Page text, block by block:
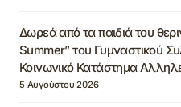
Δωρεά από τα παιδιά του
Summer” του Γυμναστικού
Κοινωνικό Κατάστημα
5 Αυγούστου 2026